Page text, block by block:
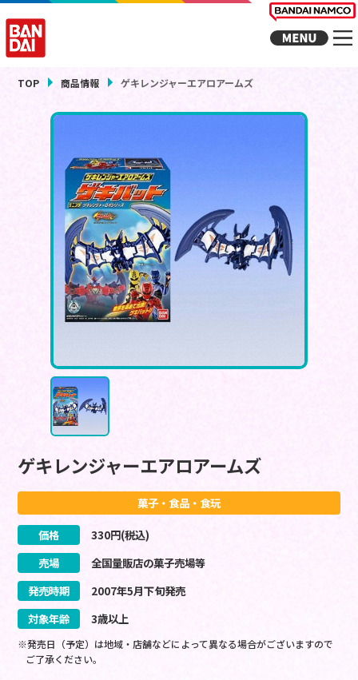
TOP 商品情報 ゲキレンジャーエアロアームズ
ゲキレンジャーエアロアームズ
菓子・食品・食玩
価格 330円(税込)
売場
全国量販店の菓子売場等
発売時期
2007年5月下旬発売
対象年齢
3歳以上
※発売日（予定）は地域・店舗などによって異なる場合がございますので
ご了承ください。